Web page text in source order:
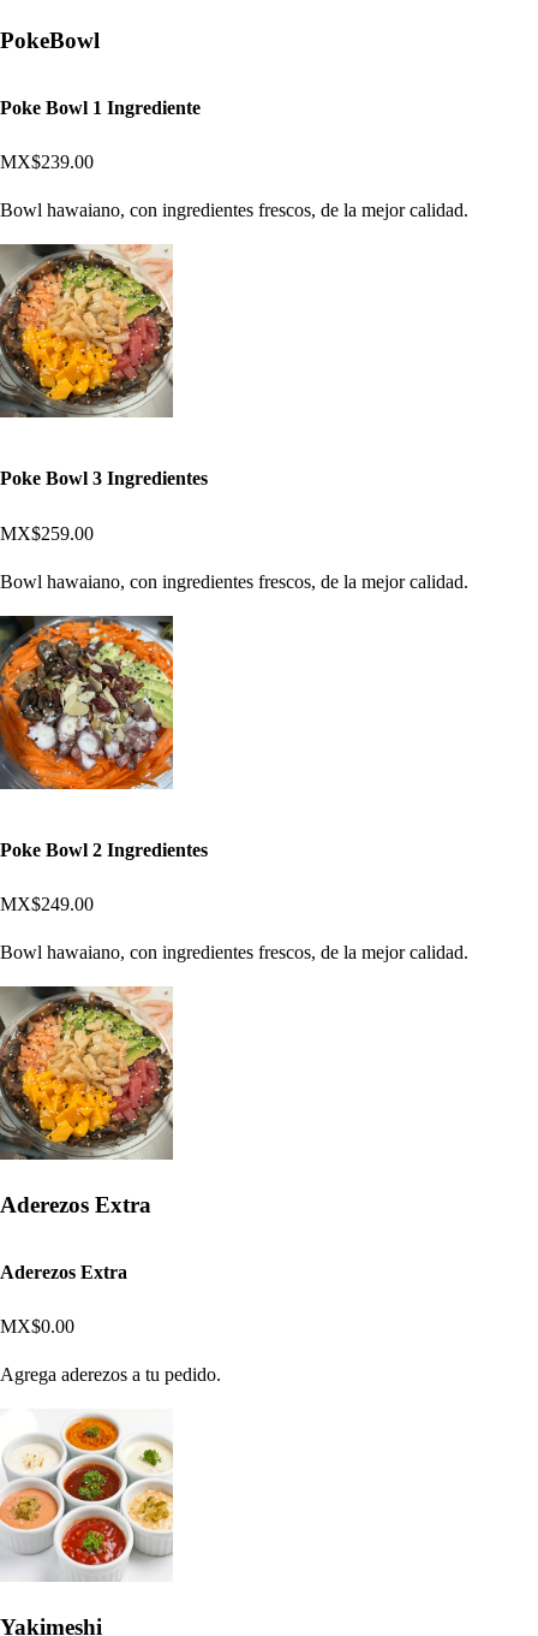
PokeBowl
Poke Bowl 1 Ingrediente
MX$239.00
Bowl hawaiano, con ingredientes frescos, de la mejor calidad.
Poke Bowl 3 Ingredientes
MX$259.00
Bowl hawaiano, con ingredientes frescos, de la mejor calidad.
Poke Bowl 2 Ingredientes
MX$249.00
Bowl hawaiano, con ingredientes frescos, de la mejor calidad.
Aderezos Extra
Aderezos Extra
MX$0.00
Agrega aderezos a tu pedido.
Yakimeshi